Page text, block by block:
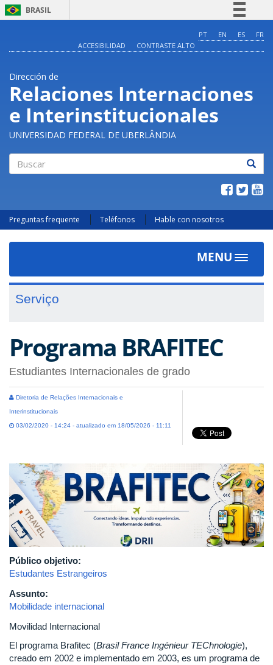
BRASIL
Comunica BR
Acesso à informação
Legislação
Canais
PT EN ES
FR
ACCESIBILIDAD
CONTRASTE ALTO
Dirección de
Relaciones Internaciones
e Interinstitucionales
UNIVERSIDAD FEDERAL DE UBERLÂNDIA
Preguntas frequente Teléfonos Hable con nosotros
MENU
Toggle
Serviço
Programa BRAFITEC
Estudiantes Internacionales de grado
Diretoria de Relações Internacionais e
Interinstitucionais
03/02/2020 - 14:24 - atualizado em 18/05/2026 - 11:11
Público objetivo:
Estudantes Estrangeiros
Assunto:
Mobilidade internacional
Movilidad Internacional
El programa Brafitec (Brasil France Ingénieur TEChnologie),
creado em 2002 e implementado em 2003, es um programa de